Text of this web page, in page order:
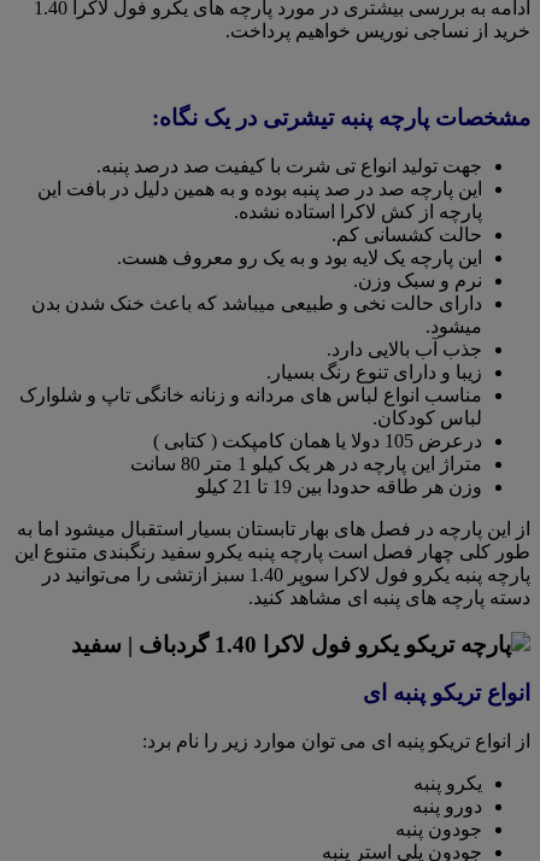
ادامه به بررسی بیشتری در مورد پارچه های یکرو فول لاکرا 1.40
خرید از نساجی نوریس خواهیم پرداخت.
مشخصات پارچه پنبه تیشرتی در یک نگاه:
جهت تولید انواع تی شرت با کیفیت صد درصد پنبه.
این پارچه صد در صد پنبه بوده و به همین دلیل در بافت این
پارچه از کش لاکرا استاده نشده.
حالت کشسانی کم.
این پارچه یک لایه بود و به یک رو معروف هست.
نرم و سبک وزن.
دارای حالت نخی و طبیعی میباشد که باعث خنک شدن بدن
میشود.
جذب آب بالایی دارد.
زیبا و دارای تنوع رنگ بسیار.
مناسب انواع لباس های مردانه و زنانه خانگی تاپ و شلوارک
لباس کودکان.
درعرض 105 دولا یا همان کامپکت ( کتابی )
متراژ این پارچه در هر یک کیلو 1 متر 80 سانت
وزن هر طاقه حدودا بین 19 تا 21 کیلو
از این پارچه در فصل های بهار تابستان بسیار استقبال میشود اما به
طور کلی چهار فصل است پارچه پنبه یکرو سفید رنگبندی متنوع این
پارچه پنبه یکرو فول لاکرا سوپر 1.40 سبز ازتشی را می‌توانید در
دسته پارچه های پنبه ای مشاهد کنید.
انواع تریکو پنبه ای
از انواع تریکو پنبه ای می توان موارد زیر را نام برد:
یکرو پنبه
دورو پنبه
جودون پنبه
جودون پلی استر پنبه